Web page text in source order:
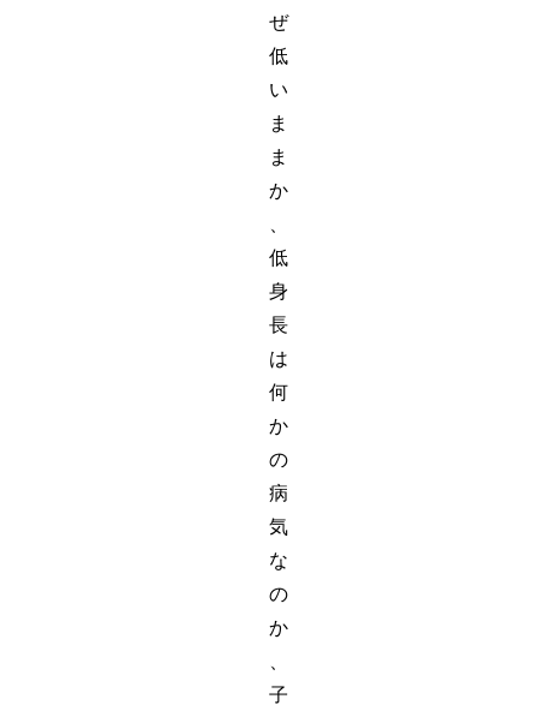
ぜ
低
い
ま
ま
か
低
身
長
は
何
か
の
病
気
な
の
か
子